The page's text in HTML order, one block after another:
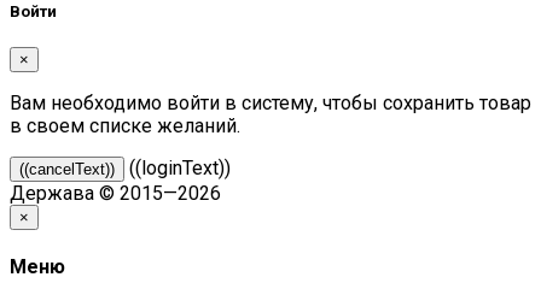
Войти
×
Вам необходимо войти в систему, чтобы сохранить товар
в своем списке желаний.
((cancelText))
((loginText))
Держава © 2015—2026
×
Меню